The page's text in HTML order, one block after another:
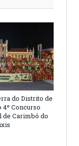
do Distrito de
4º Concurso
Carimbó do